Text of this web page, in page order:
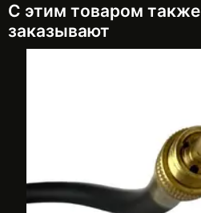
С этим товаром также
заказывают